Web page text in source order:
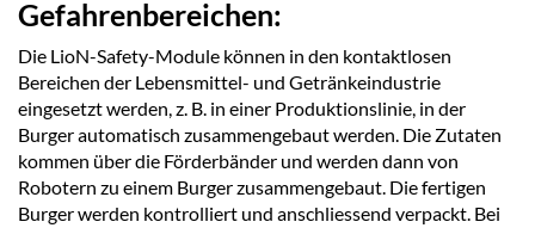
Gefahrenbereichen:
Die LioN-Safety-Module können in den kontaktlosen
Bereichen der Lebensmittel- und Getränkeindustrie
eingesetzt werden, z. B. in einer Produktionslinie, in der
Burger automatisch zusammengebaut werden. Die Zutaten
kommen über die Förderbänder und werden dann von
Robotern zu einem Burger zusammengebaut. Die fertigen
Burger werden kontrolliert und anschliessend verpackt. Bei